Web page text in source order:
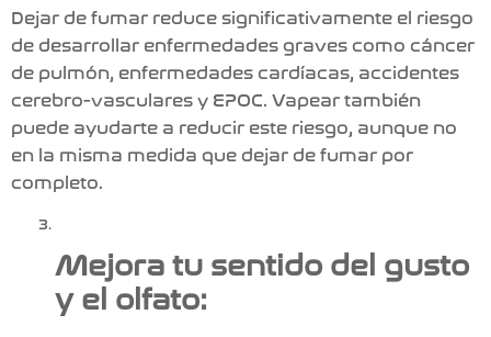
Dejar de fumar reduce significativamente el riesgo
de desarrollar enfermedades graves como cáncer
de pulmón, enfermedades cardíacas, accidentes
cerebro-vasculares y EPOC. Vapear también
puede ayudarte a reducir este riesgo , aunque no
en la misma medida que dejar de fumar por
completo.
Mejora tu sentido del gusto
y el olfato: